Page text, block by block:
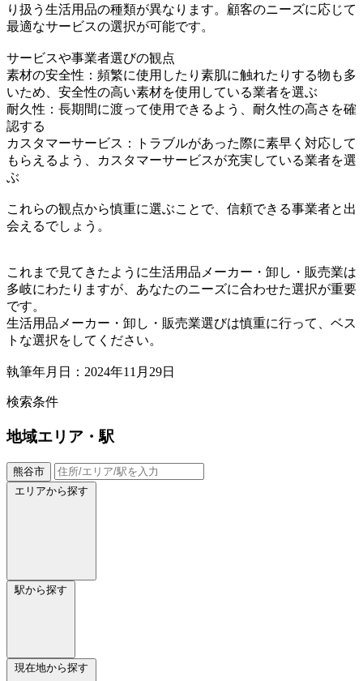
り扱う生活用品の種類が異なります。顧客のニーズに応じて
最適なサービスの選択が可能です。
サービスや事業者選びの観点
素材の安全性：頻繁に使用したり素肌に触れたりする物も多
いため、安全性の高い素材を使用している業者を選ぶ
耐久性：長期間に渡って使用できるよう、耐久性の高さを確
認する
カスタマーサービス：トラブルがあった際に素早く対応して
もらえるよう、カスタマーサービスが充実している業者を選
ぶ
これらの観点から慎重に選ぶことで、信頼できる事業者と出
会えるでしょう。
これまで見てきたように生活用品メーカー・卸し・販売業は
多岐にわたりますが、あなたのニーズに合わせた選択が重要
です。
生活用品メーカー・卸し・販売業選びは慎重に行って、ベス
トな選択をしてください。
執筆年月日：2024年11月29日
検索条件
地域エリア・駅
熊谷市
エリアから探す
駅から探す
現在地から探す